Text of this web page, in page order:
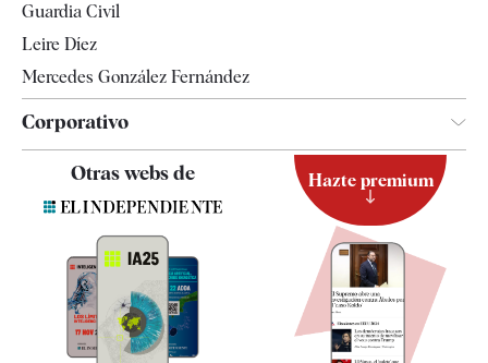
Guardia Civil
Leire Díez
Mercedes González Fernández
Corporativo
Contacto
Quiénes somos
Especificaciones
Otras webs de Hazte premium